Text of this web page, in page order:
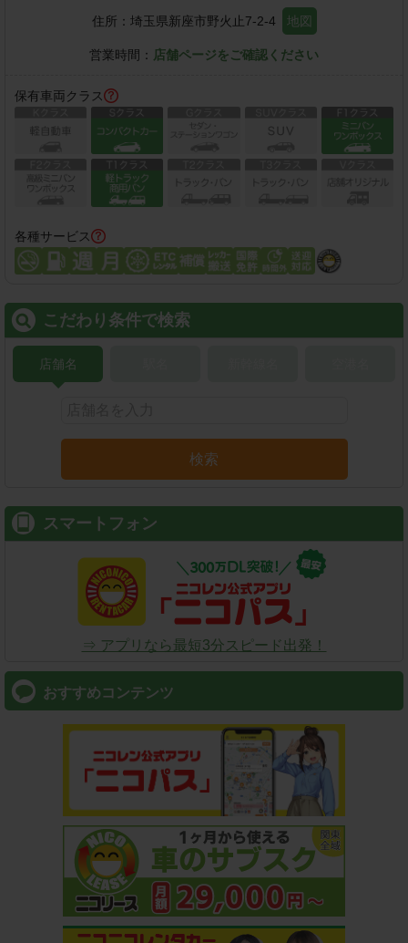
住所： 埼玉県新座市野火止7-2-4 地図
営業時間： 店舗ページをご確認ください
保有車両クラス
各種サービス
こだわり条件で検索
店舗名
検索
スマートフォン
⇒ アプリなら最短3分スピード出発！
おすすめコンテンツ